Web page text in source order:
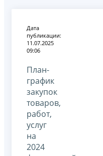
Дата
публикации:
11.07.2025
09:06
План-
график
закупок
товаров,
работ,
услуг
на
2024